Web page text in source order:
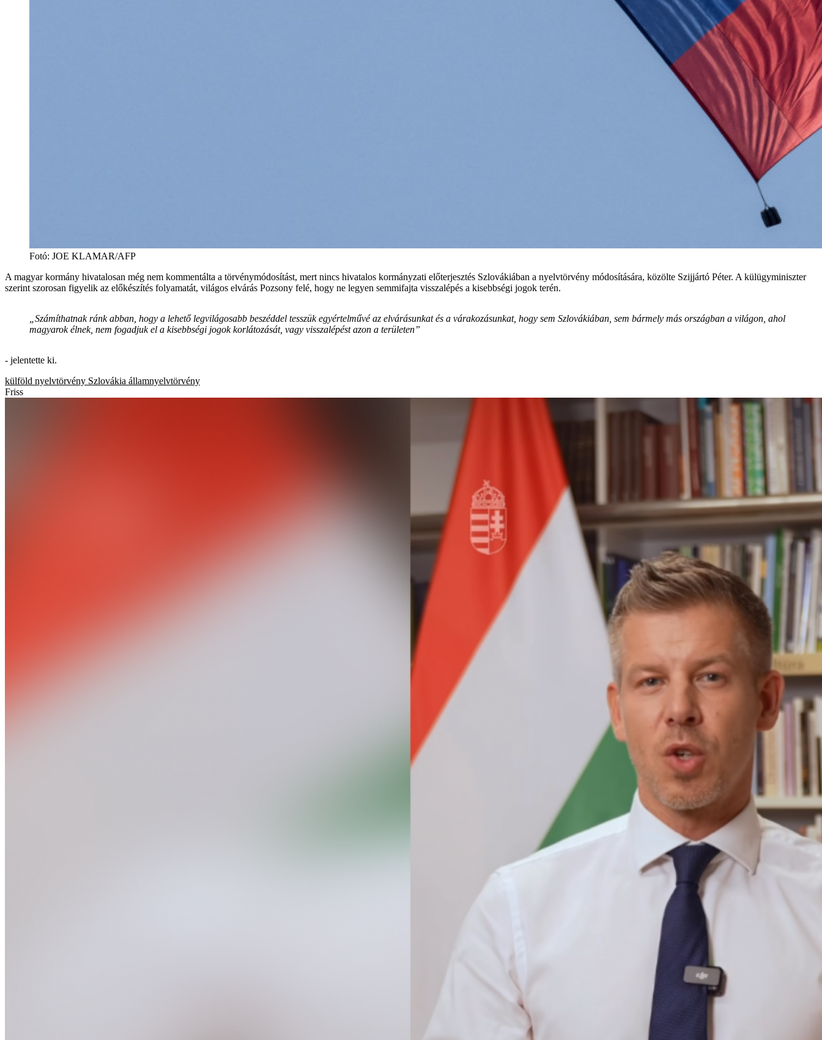
Fotó: JOE KLAMAR/AFP
A magyar kormány hivatalosan még nem kommentálta a törvénymódosítást, mert nincs hivatalos kormányzati előterjesztés Szlovákiában a nyelvtörvény módosítására, közölte Szijjártó Péter. A külügyminiszter
szerint szorosan figyelik az előkészítés folyamatát, világos elvárás Pozsony felé, hogy ne legyen semmifajta visszalépés a kisebbségi jogok terén.
„Számíthatnak ránk abban, hogy a lehető legvilágosabb beszéddel tesszük egyértelművé az elvárásunkat és a várakozásunkat, hogy sem Szlovákiában, sem bármely más országban a világon, ahol
magyarok élnek, nem fogadjuk el a kisebbségi jogok korlátozását, vagy visszalépést azon a területen”
- jelentette ki.
külföld nyelvtörvény Szlovákia államnyelvtörvény
Friss